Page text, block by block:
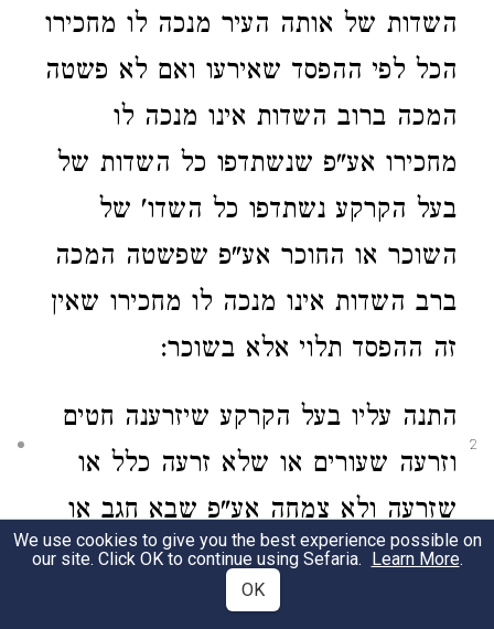
השדות של אותה העיר מנכה לו מחכירו
הכל לפי ההפסד שאירעו ואם לא פשטה
המכה ברוב השדות אינו מנכה לו
מחכירו אע"פ שנשתדפו כל השדות של
בעל הקרקע נשתדפו כל השדו' של
השוכר או החוכר אע"פ שפשטה המכה
ברב השדות אינו מנכה לו מחכירו שאין
זה ההפסד תלוי אלא בשוכר:
2
התנה עליו בעל הקרקע שיזרענה חטים
וזרעה שעורים או שלא זרעה כלל או
שזרעה ולא צמחה אע"פ שבא חגב או
שדפון והוכה רוב המדינה אינו מנכה לו
ועד מתי חייב להטפל ולזרוע
We use cookies to give you the best experience possible on
our site. Click OK to continue using Sefaria. Learn More.
OK